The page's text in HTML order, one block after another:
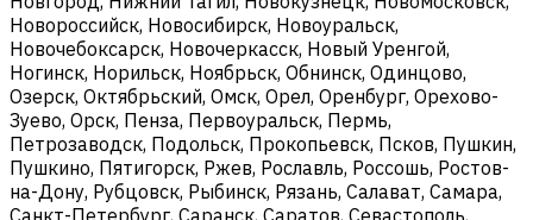
Новороссийск, Новосибирск, Новоуральск,
Новочебоксарск, Новочеркасск, Новый Уренгой,
Ногинск, Норильск, Ноябрьск, Обнинск, Одинцово,
Озерск, Октябрьский, Омск, Орел, Оренбург, Орехово-
Зуево, Орск, Пенза, Первоуральск, Пермь,
Петрозаводск, Подольск, Прокопьевск, Псков, Пушкин,
Пушкино, Пятигорск, Ржев, Рославль, Россошь, Ростов-
на-Дону, Рубцовск, Рыбинск, Рязань, Салават, Самара,
Санкт-Петербург, Саранск, Саратов, Севастополь,